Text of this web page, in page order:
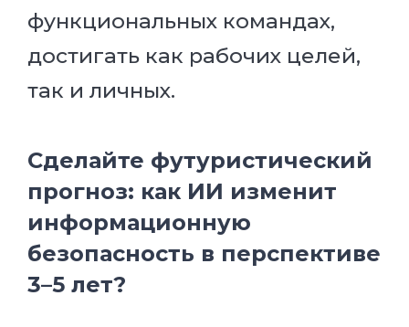
функциональных командах,
достигать как рабочих целей,
так и личных.
Сделайте футуристический
прогноз: как ИИ изменит
информационную
безопасность в перспективе
3–5 лет?